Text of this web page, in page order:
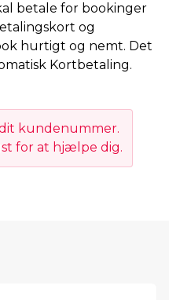
betale for bookinger
og
hurtigt og nemt. Det
Kortbetaling.
kundenummer.
for at hjælpe dig.